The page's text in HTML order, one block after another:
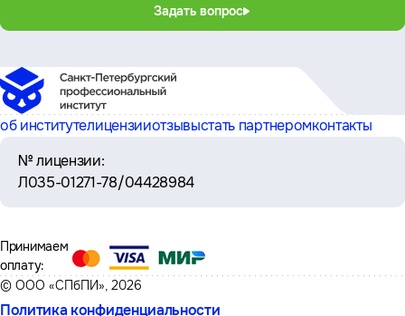
Задать вопрос
об институтелицензииотзывыстать партнеромконтакты
№ лицензии:
Л035-01271-78/04428984
© ООО «СПбПИ», 2026
Политика конфиденциальности
Принимаем
оплату: